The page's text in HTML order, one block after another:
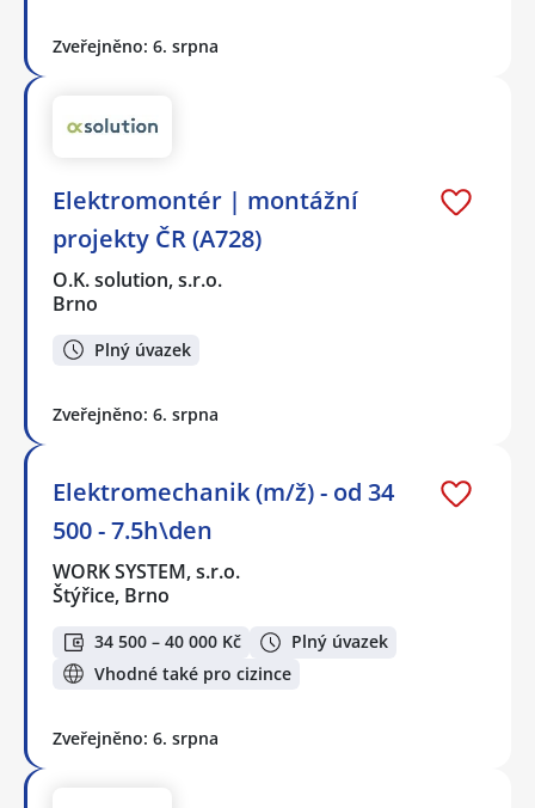
Zveřejněno: 6. srpna
Elektromontér | montážní
projekty ČR (A728)
O.K. solution, s.r.o.
Brno
Plný úvazek
Zveřejněno: 6. srpna
Elektromechanik (m/ž) - od 34
500 - 7.5h\den
WORK SYSTEM, s.r.o.
Štýřice, Brno
34 500 – 40 000 Kč
Plný úvazek
Vhodné také pro cizince
Zveřejněno: 6. srpna